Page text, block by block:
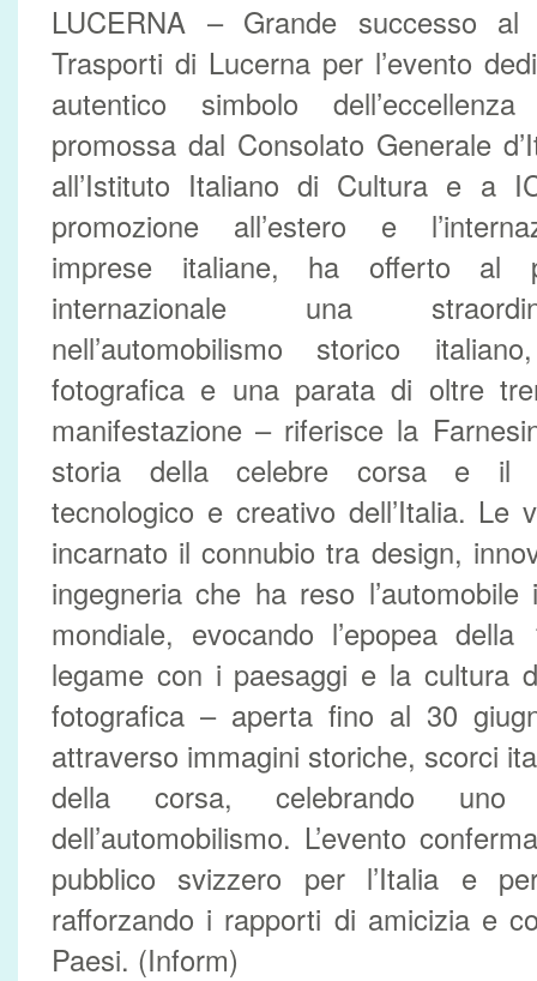
LUCERNA – Grande successo
Trasporti di Lucerna per l’evento
autentico simbolo dell’eccellenza
promossa dal Consolato Generale
all’Istituto Italiano di Cultura e a
promozione all’estero e
imprese italiane, ha offerto al
internazionale una
nell’automobilismo storico
fotografica e una parata di oltre
manifestazione – riferisce la
storia della celebre corsa e il
tecnologico e creativo dell’Italia. Le
incarnato il connubio tra design,
ingegneria che ha reso
mondiale, evocando l’epopea
legame con i paesaggi e la cultura
fotografica – aperta fino al 30
attraverso immagini storiche, scorci
della corsa, celebrando
dell’automobilismo. L’evento
pubblico svizzero per l’Italia e
rafforzando i rapporti di amicizia e
Paesi. (Inform)